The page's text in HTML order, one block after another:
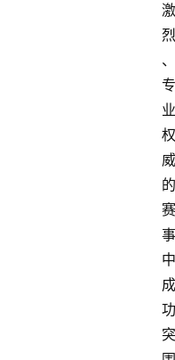
激
烈
、
专
业
权
威
的
赛
事
中
成
功
突